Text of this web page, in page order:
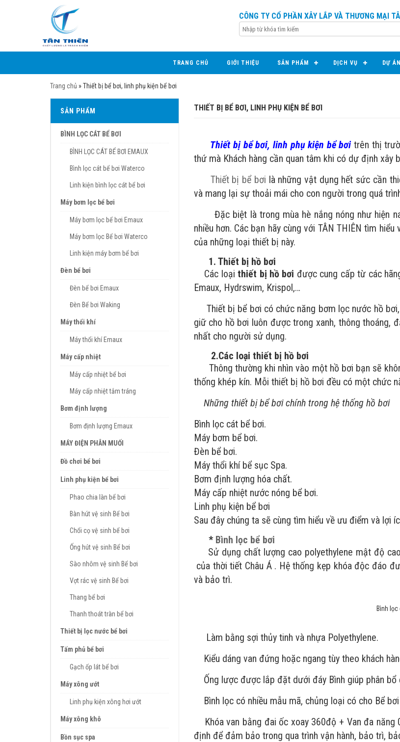
CÔNG TY CỔ PHẦN XÂY LẮP VÀ THƯƠNG MẠI
TRANG CHỦ GIỚI THIỆU SẢN PHẨM DỊCH VỤ DỰ ÁN
Trang chủ »Thiết bị bể bơi, linh phụ kiện bể bơi
SẢN PHẨM
BÌNH LỌC CÁT BỂ BƠI
BÌNH LỌC CÁT BỂ BƠI EMAUX
Bình lọc cát bể bơi Waterco
Linh kiện bình lọc cát bể bơi
Máy bơm lọc bể bơi
Máy bơm lọc bể bơi Emaux
Máy bơm lọc Bể bơi Waterco
Linh kiện máy bơm bể bơi
Đèn bể bơi
Đèn bể bơi Emaux
Đèn Bể bơi Waking
Máy thổi khí
Máy thổi khí Emaux
Máy cấp nhiệt
Máy cấp nhiệt bể bơi
Máy cấp nhiệt tắm tráng
Bơm định lượng
Bơm định lượng Emaux
MÁY ĐIỆN PHÂN MUỐI
Đồ chơi bể bơi
Linh phụ kiện bể bơi
Phao chia làn bể bơi
Bàn hút vệ sinh Bể bơi
Chổi cọ vệ sinh bể bơi
Ống hút vệ sinh Bể bơi
Sào nhôm vệ sinh Bể bơi
Vợt rác vệ sinh Bể bơi
Thang bể bơi
Thanh thoát tràn bể bơi
Thiết bị lọc nước bể bơi
Tấm phủ bể bơi
Gạch ốp lát bể bơi
Máy xông ướt
Linh phụ kiện xông hơi ướt
Máy xông khô
Bồn sục spa
THIẾT BỊ BỂ BƠI, LINH PHỤ KIỆN BỂ BƠI
Thiết bị bể bơi, linh phụ kiện bể bơitrên thị
thứ mà Khách hàng cần quan tâm khi có dự định xây
Thiết bị bể bơi là những vật dụng hết sức cần
và mang lại sự thoải mái cho con người trong quá
Đặc biệt là trong mùa hè nắng nóng như hiện
nhiều hơn. Các bạn hãy cùng với TÂN THIÊN tìm
của những loại thiết bị này.
1. Thiết bị hồ bơi
Các loạithiết bị hồ bơi được cung cấp từ các
Emaux, Hydrswim, Krispol,…
Thiết bị bể bơi có chức năng bơm lọc nước hồ
giữ cho hồ bơi luôn được trong xanh, thông thoáng,
nhất cho người sử dụng.
2.Các loại thiết bị hồ bơi
Thông thường khi nhìn vào một hồ bơi bạn sẽ
thống khép kín. Mỗi thiết bị hồ bơi đều có một chức
Những thiết bị bể bơi chính trong hệ thống hồ bơi
Bình lọc cát bể bơi.
Máy bơm bể bơi.
Đèn bể bơi.
Máy thổi khí bể sục Spa.
Bơm định lượng hóa chất.
Máy cấp nhiệt nước nóng bể bơi.
Linh phụ kiện bể bơi
Sau đây chúng ta sẽ cùng tìm hiểu về ưu điểm và lợi
* Bình lọc bể bơi
Sử dụng chất lượng cao polyethylene mật độ
của thời tiết Châu Á . Hệ thống kẹp khóa độc đáo
và bảo trì.
Bình
Làm bằng sợi thủy tinh và nhựa Polyethylene.
Kiểu dáng van đứng hoặc ngang tùy theo khách
Ống lược được lắp đặt dưới đáy Bình giúp phân
Bình lọc có nhiều mẫu mã, chủng loại có cho Bể
Khóa van bằng đai ốc xoay 360độ + Van đa
định để đảm bảo trong qua trình vận hành, bảo trì,